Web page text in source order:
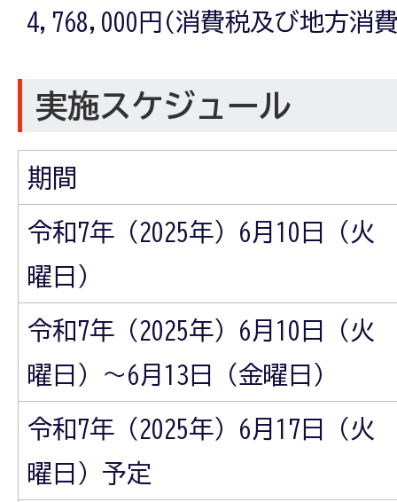
4,768,000円(消費税及び地方消
実施スケジュール
期間
令和7年（2025年）6月10日（火
曜日）
令和7年（2025年）6月10日（火
曜日）～6月13日（金曜日）
令和7年（2025年）6月17日（火
曜日）予定